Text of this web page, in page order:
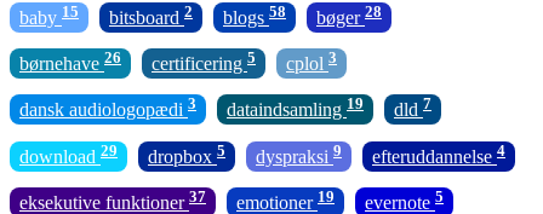
baby 15 bitsboard 2 blogs 58 bøger 28
børnehave 26 certificering 5 cplol 3
dansk audiologopædi 3 dataindsamling 19 dld 7
download 29 dropbox 5 dyspraksi 9 efteruddannelse 4
eksekutive funktioner 37 emotioner 19 evernote 5